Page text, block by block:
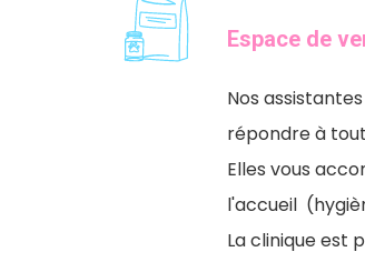
Espace de
Nos
répondre à
Elles vous
l'accueil
La clinique est